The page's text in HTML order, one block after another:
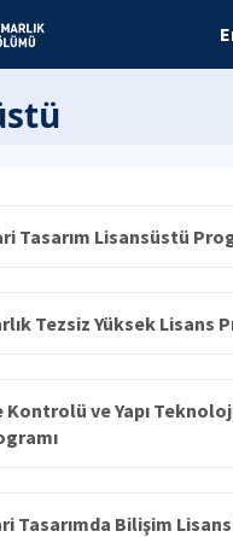
Tasarım Lisansüstü
Tezsiz Yüksek Lisans
Kontrolü ve Yapı
Tasarımda Bilişim